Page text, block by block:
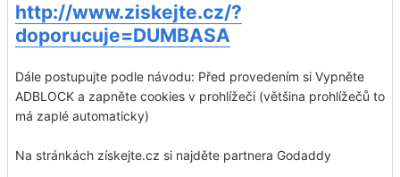
http://www.ziskejte.cz/?
doporucuje=DUMBASA
Dále postupujte podle návodu: Před provedením si Vypněte
ADBLOCK a zapněte cookies v prohlížeči (většina prohlížečů to
má zaplé automaticky)
Na stránkách získejte.cz si najděte partnera Godaddy